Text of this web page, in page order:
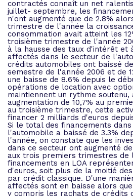
contractés connaît un net
juillet- septembre, les
n'ont augmenté que de 2.8%
trimestre de l'année la
consommation avait atteint les
troisième trimestre de l'année
à la hausse des taux d'intérêt et
affectés dans le secteur de
crédits automobiles ont baissé
semestre de l'année 2006 et de
une baisse de 8.6% depuis le
opérations de location avec
maintiennent un rythme soutenu,
augmentation de 10,7% au
au troisième trimestre, cette
financer 2 milliards d'euros
Si le total des financements
l'automobile a baissé de 3.3%
l'année, on constate que les
dans ce secteur ont augmenté
aux trois premiers trimestres de
financements en LOA
d'euros, soit plus de la moitié
par crédit classique. D'une
affectés sont en baisse alors
y compris les rachats de crédits